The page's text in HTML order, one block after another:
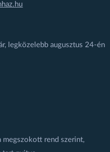
legközelebb augusztus 24-én
megszokott rend szerint,